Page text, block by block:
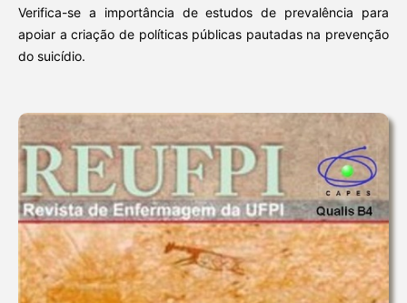
Verifica-se a importância de estudos de prevalência para
apoiar a criação de políticas públicas pautadas na prevenção
do suicídio.